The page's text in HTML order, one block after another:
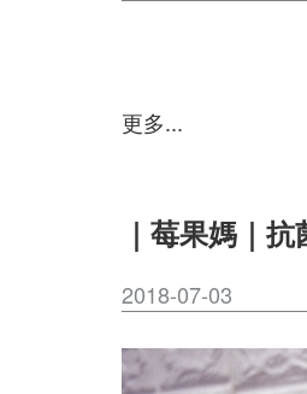
更多...
｜莓果媽｜
2018-07-03